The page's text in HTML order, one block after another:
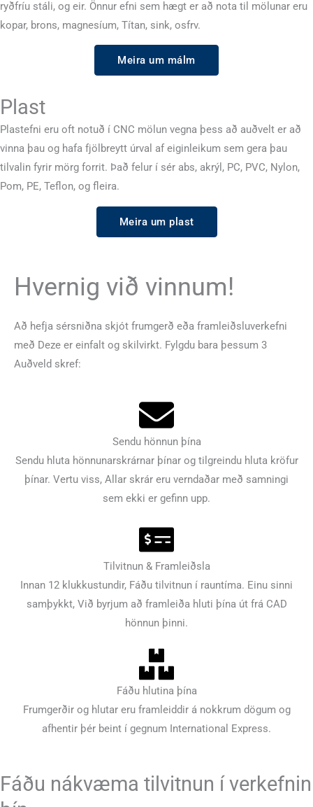
ryðfríu stáli, og eir. Önnur efni sem hægt er að nota til mölunar eru
kopar, brons, magnesíum, Títan, sink, osfrv.
Meira um málm
Plast
Plastefni eru oft notuð í CNC mölun vegna þess að auðvelt er að
vinna þau og hafa fjölbreytt úrval af eiginleikum sem gera þau
tilvalin fyrir mörg forrit. Það felur í sér abs, akrýl, PC, PVC, Nylon,
Pom, PE, Teflon, og fleira.
Meira um plast
Hvernig við vinnum!
Að hefja sérsniðna skjót frumgerð eða framleiðsluverkefni
með Deze er einfalt og skilvirkt. Fylgdu bara þessum 3
Auðveld skref:
Sendu hönnun þína
Sendu hluta hönnunarskrárnar þínar og tilgreindu hluta kröfur
þínar. Vertu viss, Allar skrár eru verndaðar með samningi
sem ekki er gefinn upp.
Tilvitnun & Framleiðsla
Innan 12 klukkustundir, Fáðu tilvitnun í rauntíma. Einu sinni
samþykkt, Við byrjum að framleiða hluti þína út frá CAD
hönnun þinni.
Fáðu hlutina þína
Frumgerðir og hlutar eru framleiddir á nokkrum dögum og
afhentir þér beint í gegnum International Express.
Fáðu nákvæma tilvitnun í verkefnin